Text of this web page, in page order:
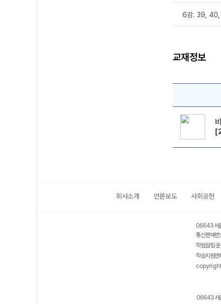
6강. 39, 40,
교재정보
회사소개 언론보도 사회공헌
06643 서
통신판매
학원설립·
학습지원
06643 서